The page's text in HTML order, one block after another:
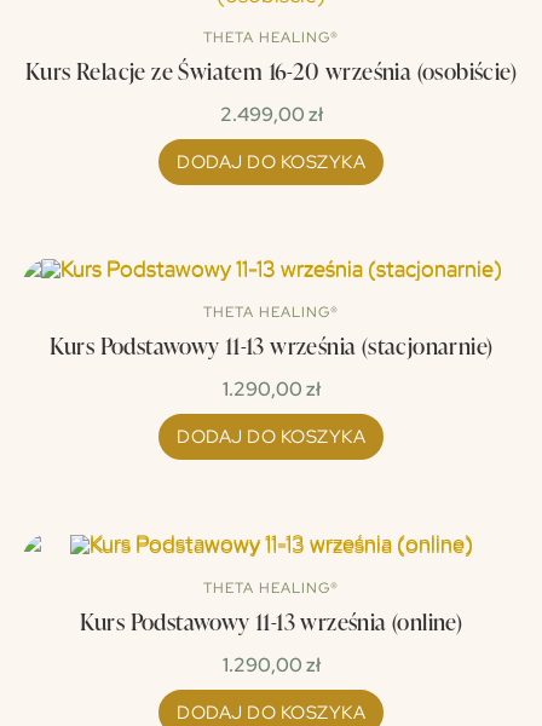
THETA HEALING®
Kurs Relacje ze Światem 16-20 września (osobiście)
2.499,00zł
DODAJ DO KOSZYKA
THETA HEALING®
Kurs Podstawowy 11-13 września (stacjonarnie)
1.290,00zł
DODAJ DO KOSZYKA
THETA HEALING®
Kurs Podstawowy 11-13 września (online)
1.290,00zł
DODAJ DO KOSZYKA